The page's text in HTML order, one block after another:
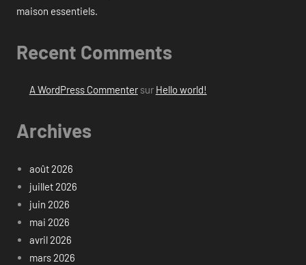
maison essentiels.
Recent Comments
A WordPress Commentersur Hello world!
Archives
août 2026
juillet 2026
juin 2026
mai 2026
avril 2026
mars 2026